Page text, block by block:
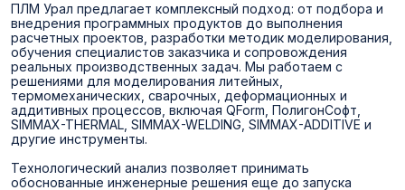
ПЛМ Урал предлагает комплексный подход: от подбора и
внедрения программных продуктов до выполнения
расчетных проектов, разработки методик моделирования,
обучения специалистов заказчика и сопровождения
реальных производственных задач. Мы работаем с
решениями для моделирования литейных,
термомеханических, сварочных, деформационных и
аддитивных процессов, включая QForm, ПолигонСофт,
SIMMAX-THERMAL, SIMMAX-WELDING, SIMMAX-ADDITIVE и
другие инструменты.
Технологический анализ позволяет принимать
обоснованные инженерные решения еще до запуска